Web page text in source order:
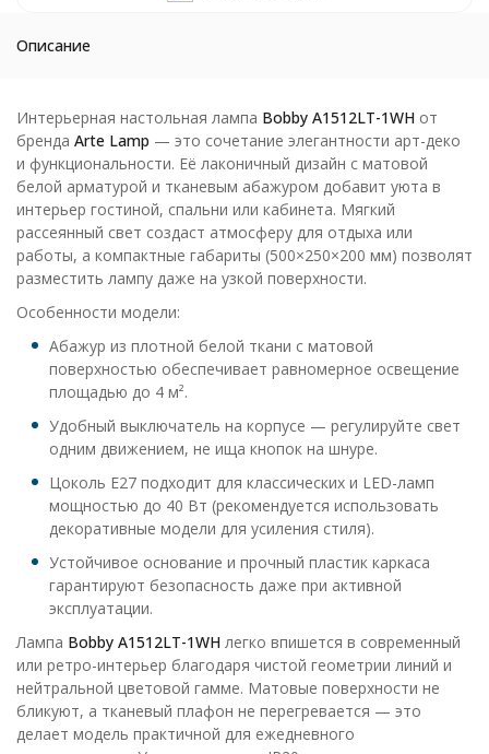
Описание
Интерьерная настольная лампа Bobby A1512LT-1WH от
бренда Arte Lamp — это сочетание элегантности арт-деко
и функциональности. Её лаконичный дизайн с матовой
белой арматурой и тканевым абажуром добавит уюта в
интерьер гостиной, спальни или кабинета. Мягкий
рассеянный свет создаст атмосферу для отдыха или
работы, а компактные габариты (500×250×200 мм) позволят
разместить лампу даже на узкой поверхности.
Особенности модели:
Абажур из плотной белой ткани с матовой
поверхностью обеспечивает равномерное освещение
площадью до 4 м².
Удобный выключатель на корпусе — регулируйте свет
одним движением, не ища кнопок на шнуре.
Цоколь E27 подходит для классических и LED-ламп
мощностью до 40 Вт (рекомендуется использовать
декоративные модели для усиления стиля).
Устойчивое основание и прочный пластик каркаса
гарантируют безопасность даже при активной
эксплуатации.
Лампа Bobby A1512LT-1WH легко впишется в современный
или ретро-интерьер благодаря чистой геометрии линий и
нейтральной цветовой гамме. Матовые поверхности не
бликуют, а тканевый плафон не перегревается — это
делает модель практичной для ежедневного